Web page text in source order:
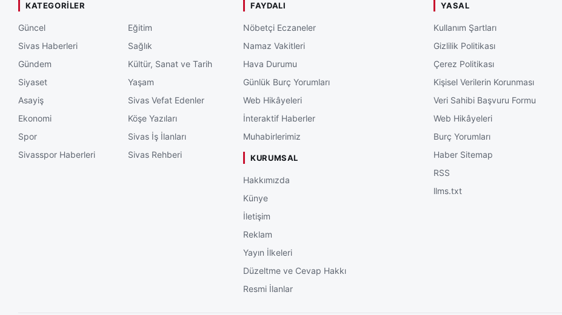
KATEGORILER
Güncel
Sivas Haberleri
Gündem
Siyaset
Asayiş
Ekonomi
Spor
Sivasspor Haberleri
Eğitim
Sağlık
Kültür, Sanat ve Tarih
Yaşam
Sivas Vefat Edenler
Köşe Yazıları
Sivas İş İlanları
Sivas Rehberi
FAYDALI
Nöbetçi Eczaneler
Namaz Vakitleri
Hava Durumu
Günlük Burç Yorumları
Web Hikâyeleri
İnteraktif Haberler
Muhabirlerimiz
KURUMSAL
Hakkımızda
Künye
İletişim
Reklam
Yayın İlkeleri
Düzeltme ve Cevap Hakkı
Resmi İlanlar
YASAL
Kullanım Şartları
Gizlilik Politikası
Çerez Politikası
Kişisel Verilerin Korunması
Veri Sahibi Başvuru Formu
Web Hikâyeleri
Burç Yorumları
Haber Sitemap
RSS
llms.txt